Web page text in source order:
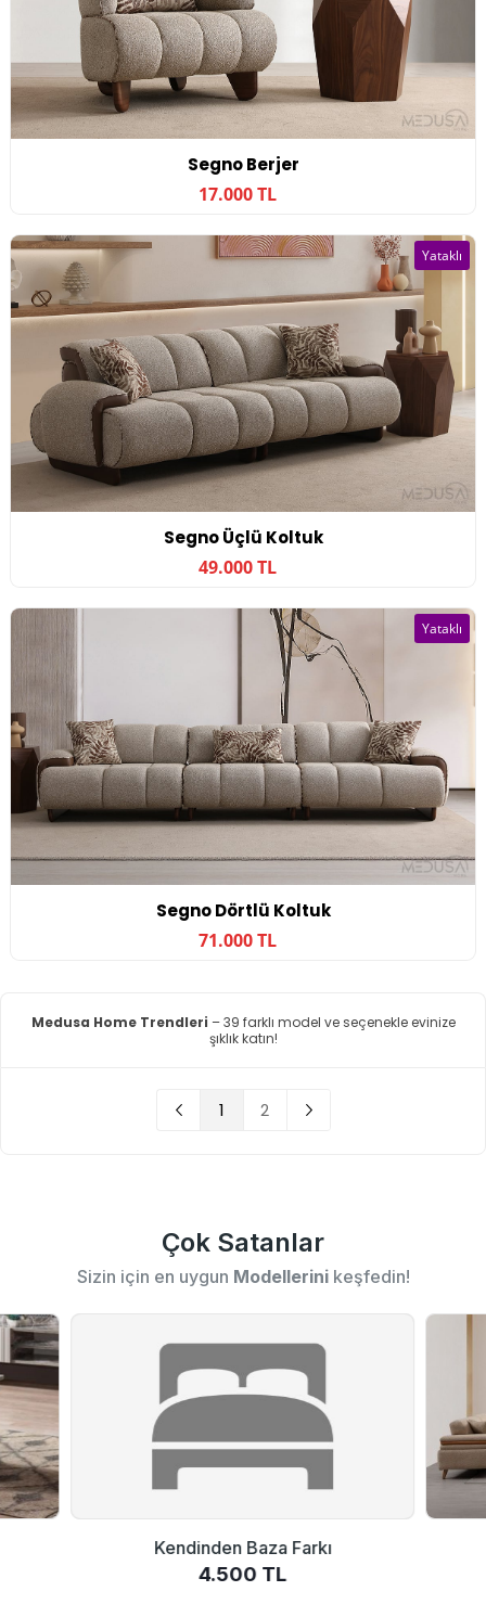
Segno Berjer
17.000 TL
Segno Üçlü Koltuk
49.000 TL
Yataklı
Segno Dörtlü Koltuk
71.000 TL
Yataklı
Medusa Home Trendleri – 39 farklı model ve seçenekle evinize
şıklık katın!
1 2
Çok Satanlar
Sizin için en uygun Modellerinikeşfedin!
Kendinden Baza Farkı
4.500 TL